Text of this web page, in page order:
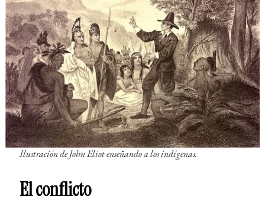
Ilustración de John Eliot enseñando a los indígenas.
El conflicto